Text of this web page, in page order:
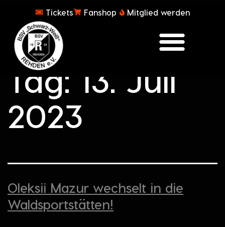
Tickets Fanshop Mitglied werden
Tag: 13. Juli
2023
Oleksii Mazur wechselt in die
Waldsportstätten!